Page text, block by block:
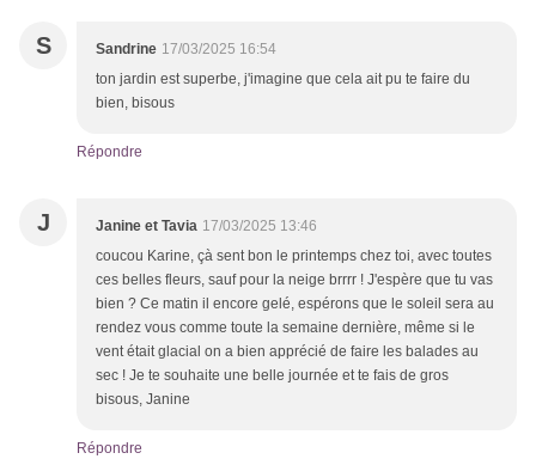
S Sandrine 17/03/2025 16:54
ton jardin est superbe, j'imagine que cela ait pu te faire du
bien, bisous
Répondre
J Janine et Tavia 17/03/2025 13:46
coucou Karine, çà sent bon le printemps chez toi, avec toutes
ces belles fleurs, sauf pour la neige brrrr ! J'espère que tu vas
bien ? Ce matin il encore gelé, espérons que le soleil sera au
rendez vous comme toute la semaine dernière, même si le
vent était glacial on a bien apprécié de faire les balades au
sec ! Je te souhaite une belle journée et te fais de gros
bisous, Janine
Répondre